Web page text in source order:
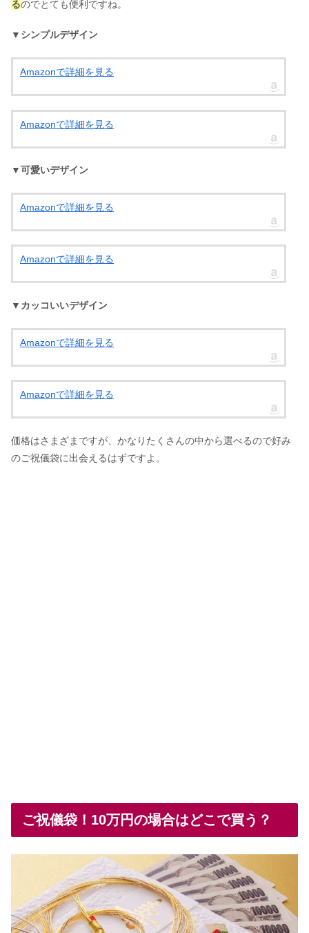
るのでとても便利ですね。
▼シンプルデザイン
Amazonで詳細を見る
Amazonで詳細を見る
▼可愛いデザイン
Amazonで詳細を見る
Amazonで詳細を見る
▼カッコいいデザイン
Amazonで詳細を見る
Amazonで詳細を見る
価格はさまざまですが、かなりたくさんの中から選べるので好み
のご祝儀袋に出会えるはずですよ。
ご祝儀袋！10万円の場合はどこで買う？